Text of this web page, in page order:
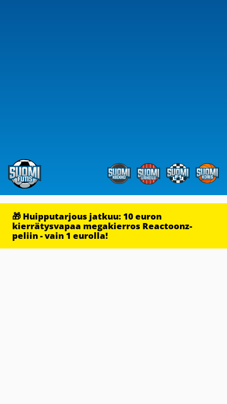
🎁 Huipputarjous jatkuu: 10 euron
kierrätysvapaa megakierros Reactoonz-
peliin - vain 1 eurolla!